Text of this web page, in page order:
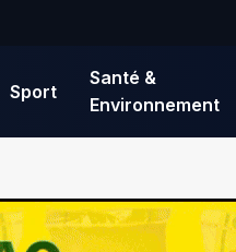
Sport
Santé &
Environnement